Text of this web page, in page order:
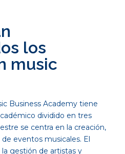
los
music
Business Academy tiene
dividido en tres
se centra en la creación,
eventos musicales. El
gestión de artistas y